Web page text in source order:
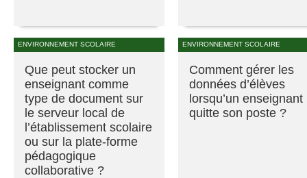
ENVIRONNEMENT SCOLAIRE
Que peut stocker un
enseignant comme
type de document sur
le serveur local de
l’établissement scolaire
ou sur la plate-forme
pédagogique
collaborative ?
ENVIRONNEMENT SCOLAIRE
Comment gérer les
données d’élèves
lorsqu’un enseignant
quitte son poste ?